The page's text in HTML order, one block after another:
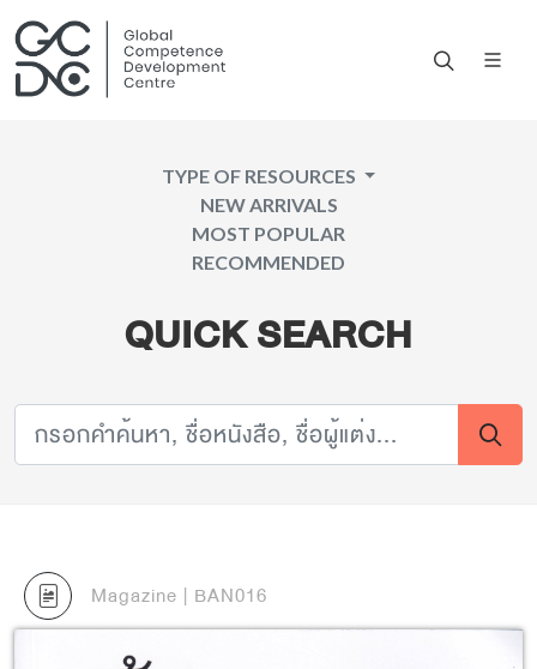
TYPE OF RESOURCES
NEW ARRIVALS
MOST POPULAR
RECOMMENDED
QUICK SEARCH
Magazine | BAN016